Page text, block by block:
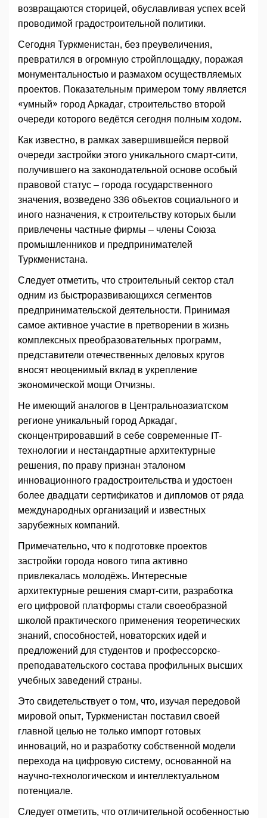
возвращаются сторицей, обуславливая успех всей
проводимой градостроительной политики.
Сегодня Туркменистан, без преувеличения,
превратился в огромную стройплощадку, поражая
монументальностью и размахом осуществляемых
проектов. Показательным примером тому является
«умный» город Аркадаг, строительство второй
очереди которого ведётся сегодня полным ходом.
Как известно, в рамках завершившейся первой
очереди застройки этого уникального смарт-сити,
получившего на законодательной основе особый
правовой статус – города государственного
значения, возведено 336 объектов социального и
иного назначения, к строительству которых были
привлечены частные фирмы – члены Союза
промышленников и предпринимателей
Туркменистана.
Следует отметить, что строительный сектор стал
одним из быстроразвивающихся сегментов
предпринимательской деятельности. Принимая
самое активное участие в претворении в жизнь
комплексных преобразовательных программ,
представители отечественных деловых кругов
вносят неоценимый вклад в укрепление
экономической мощи Отчизны.
Не имеющий аналогов в Центральноазиатском
регионе уникальный город Аркадаг,
сконцентрировавший в себе современные IT-
технологии и нестандартные архитектурные
решения, по праву признан эталоном
инновационного градостроительства и удостоен
более двадцати сертификатов и дипломов от ряда
международных организаций и известных
зарубежных компаний.
Примечательно, что к подготовке проектов
застройки города нового типа активно
привлекалась молодёжь. Интересные
архитектурные решения смарт-сити, разработка
его цифровой платформы стали своеобразной
школой практического применения теоретических
знаний, способностей, новаторских идей и
предложений для студентов и профессорско-
преподавательского состава профильных высших
учебных заведений страны.
Это свидетельствует о том, что, изучая передовой
мировой опыт, Туркменистан поставил своей
главной целью не только импорт готовых
инноваций, но и разработку собственной модели
перехода на цифровую систему, основанной на
научно-технологическом и интеллектуальном
потенциале.
Следует отметить, что отличительной особенностью